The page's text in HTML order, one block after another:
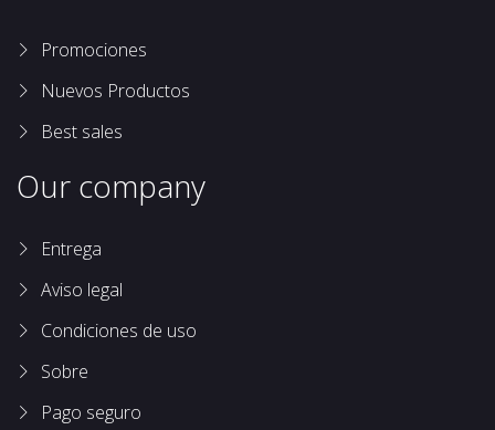
Promociones
Nuevos Productos
Best sales
Our company
Entrega
Aviso legal
Condiciones de uso
Sobre
Pago seguro